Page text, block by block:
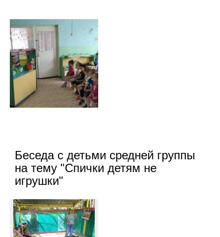
Беседа с детьми средней группы
на тему "Спички детям не
игрушки"